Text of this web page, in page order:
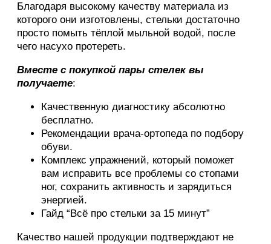
Благодаря высокому качеству материала из
которого они изготовлены, стельки достаточно
просто помыть тёплой мыльной водой, после
чего насухо протереть.
Вместе с покупкой пары стелек вы
получаете:
Качественную диагностику абсолютно
бесплатно.
Рекомендации врача-ортопеда по подбору
обуви.
Комплекс упражнений, который поможет
вам исправить все проблемы со стопами
ног, сохранить активность и зарядиться
энергией.
Гайд “Всё про стельки за 15 минут”
Качество нашей продукции подтверждают не